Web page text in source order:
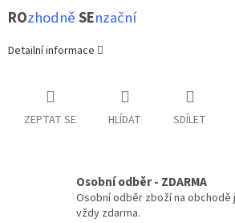
ROzhodněSEnzační
Detailní informace
ZEPTAT SE HLÍDAT SDÍLET
Osobní odběr - ZDARMA
Osobní odběr zboží na obchodě
vždy zdarma.